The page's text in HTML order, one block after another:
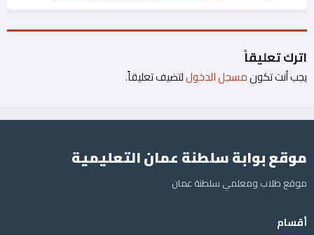
اترك تعليقاً
يجب أنت تكونمسجل الدخوللتضيف تعليقاً.
موقع بوابة سلطنة عمان التعليمية
موقع طلاب ومعلمي سلطنة عمان
أقسام